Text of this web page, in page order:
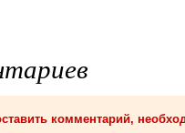
комментарий,